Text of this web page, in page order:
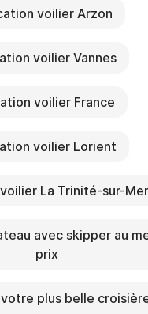
voilier Arzon
voilier Vannes
voilier France
voilier Lorient
La Trinité-sur-Mer
avec skipper au
prix
plus belle